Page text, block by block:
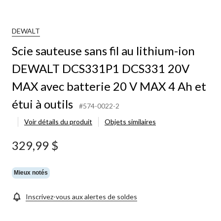
DEWALT
Scie sauteuse sans fil au lithium-ion
DEWALT DCS331P1 DCS331 20V
MAX avec batterie 20 V MAX 4 Ah et
étui à outils
#574-0022-2
Voir détails du produit
Objets similaires
329,99 $
Mieux notés
Inscrivez-vous aux alertes de soldes